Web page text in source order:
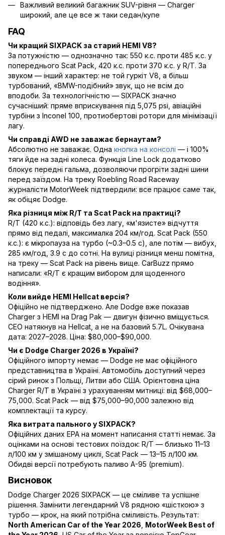
Важливий великий багажник SUV-рівня — Charger
широкий, але це все ж таки седан/купе
FAQ
Чи кращий SIXPACK за старий HEMI V8?
За потужністю — однозначно так: 550 к.с. проти 485 к.с. у
попереднього Scat Pack, 420 к.с. проти 370 к.с. у R/T. За
звуком — інший характер: не той гуркіт V8, а більш
турбований, «BMW-подібний» звук, що не всім до
вподоби. За технологічністю — SIXPACK значно
сучасніший: пряме вприскування під 5,075 psi, авіаційні
турбіни з Inconel 100, протиобертові ротори для мінімізації
лагу.
Чи справді AWD не заважає бернаутам?
Абсолютно не заважає. Одна кнопка на консолі — і 100%
тяги йде на задні колеса. Функція Line Lock додатково
блокує передні гальма, дозволяючи прогріти задні шини
перед заїздом. На треку Roebling Road Raceway
журналісти MotorWeek підтвердили: все працює саме так,
як обіцяє Dodge.
Яка різниця між R/T та Scat Pack на практиці?
R/T (420 к.с.): відповідь без лагу, «м'язисте» відчуття
прямо від педалі, максималка 204 км/год. Scat Pack (550
к.с.): є мікропауза на турбо (~0.3–0.5 с), але потім — вибух,
285 км/год, 3.9 с до сотні. На вулиці різниця менш помітна,
на треку — Scat Pack на рівень вище. CarBuzz прямо
написали: «R/T є кращим вибором для щоденного
водіння».
Коли вийде HEMI Hellcat версія?
Офіційно не підтверджено. Але Dodge вже показав
Charger з HEMI на Drag Pak — двигун фізично вміщується.
CEO натякнув на Hellcat, а не на базовий 5.7L. Очікувана
дата: 2027–2028. Ціна: $80,000–$90,000.
Чи є Dodge Charger 2026 в Україні?
Офіційного імпорту немає — Dodge не має офіційного
представництва в Україні. Автомобіль доступний через
сірий ринок з Польщі, Литви або США. Орієнтовна ціна
Charger R/T в Україні з урахуванням митниці: від $68,000–
75,000. Scat Pack — від $75,000–90,000 залежно від
комплектації та курсу.
Яка витрата пального у SIXPACK?
Офіційних даних EPA на момент написання статті немає. За
оцінками на основі тестових поїздок: R/T — близько 11–13
л/100 км у змішаному циклі, Scat Pack — 13–15 л/100 км.
Обидві версії потребують паливо A-95 (premium).
Висновок
Dodge Charger 2026 SIXPACK — це сміливе та успішне
рішення. Замінити легендарний V8 рядною «шісткою» з
турбо — крок, на який потрібна сміливість. Результат:
North American Car of the Year 2026 MotorWeek Best of